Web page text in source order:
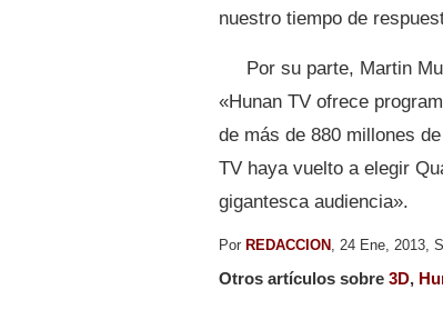
nuestro tiempo de
Por su parte, Martin
«Hunan TV ofrece
de más de 880 millones
TV haya vuelto a elegir
gigantesca audiencia».
Por REDACCION , 24 Ene, 2013,
Otros artículos sobre 3D,